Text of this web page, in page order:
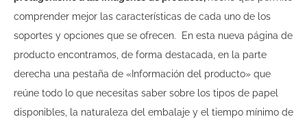
comprender mejor las características de cada uno de los
soportes y opciones que se ofrecen.
En esta nueva página de
producto encontramos, de forma destacada, en la parte
derecha una pestaña de «Información del producto» que
reúne todo lo que necesitas saber sobre los tipos de papel
disponibles, la naturaleza del embalaje y el tiempo mínimo de